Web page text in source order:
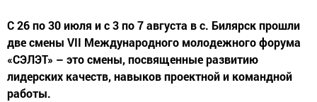
С 26 по 30 июля и с 3 по 7 августа в с. Билярск прошли
две смены VII Международного молодежного форума
«СЭЛЭТ» – это смены, посвященные развитию
лидерских качеств, навыков проектной и командной
работы.